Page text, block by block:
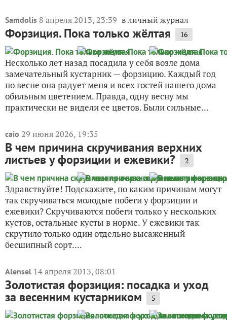
Samdolis 8 апреля 2013, 23:39 в личный журнал
Форзиция. Пока только жёлтая 16
Несколько лет назад посадила у себя возле дома
замечательный кустарник — форзицию. Каждый год
по весне она радует меня и всех гостей нашего дома
обильным цветением. Правда, одну весну мы
практически не видели ее цветов. Были сильные...
caio 29 июня 2026, 19:35
В чем причина скручивания верхних
листьев у форзиции и ежевики? 2
Здравствуйте! Подскажите, по каким причинам могут
так скручиваться молодые побеги у форзиции и
ежевики? Скручиваются побеги только у нескольких
кустов, остальные кусты в норме. У ежевики так
скрутило только один отдельно высаженный
бесшипный сорт....
Alensel 14 апреля 2013, 08:01
Золотистая форзиция: посадка и уход
за весенним кустарником 5